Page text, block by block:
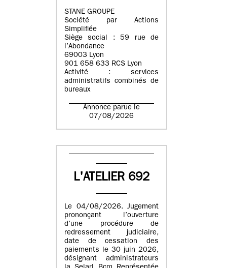
STANE GROUPE
Société par Actions
Simplifiée
Siège social : 59 rue de
l’Abondance
69003 Lyon
901 658 633 RCS Lyon
Activité : services
administratifs combinés de
bureaux
Annonce parue le
07/08/2026
L'ATELIER 692
Le 04/08/2026. Jugement
prononçant l’ouverture
d’une procédure de
redressement judiciaire,
date de cessation des
paiements le 30 juin 2026,
désignant administrateurs